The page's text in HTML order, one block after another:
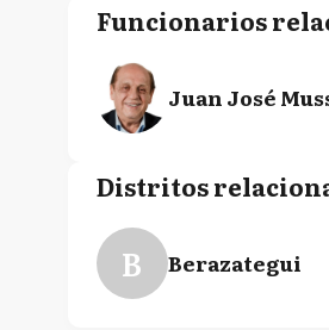
Funcionarios
Juan José
Distritos
B Berazategui